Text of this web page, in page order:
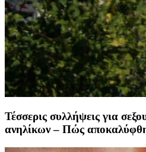
Τέσσερις συλλήψεις για
ανηλίκων – Πώς